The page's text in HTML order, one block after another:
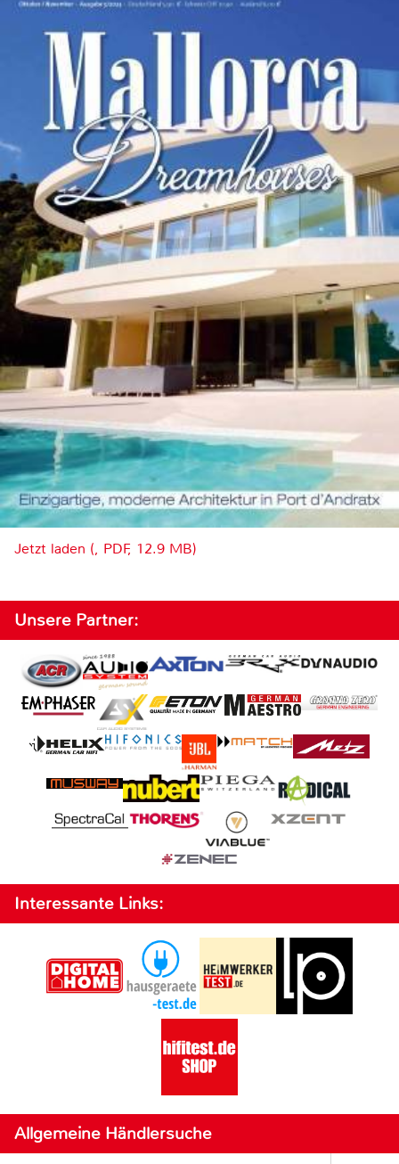
Jetzt laden (, PDF, 12.9 MB)
Unsere Partner:
Interessante Links:
Allgemeine Händlersuche